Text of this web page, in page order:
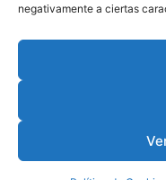
negativamente a ciertas